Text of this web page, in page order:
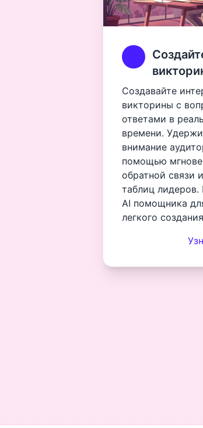
Создавайте
викторины с
ответами в
времени.
внимание
помощью
обратной связи
таблиц лидеров.
AI помощника
легкого